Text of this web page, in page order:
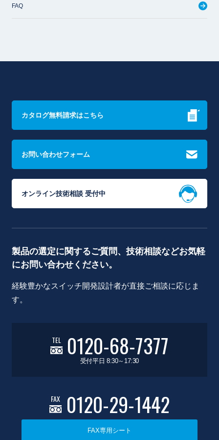
FAQ
カタログ無料請求はこちら
お問い合わせフォーム
オンライン技術相談 受付中
製品の選定に関するご質問、技術相談などお気軽
にお問い合わせください。
経験豊かなスイッチ開発設計者が直接ご相談に応じま
す。
TEL 0120-68-7377
受付平日 8:30～17:30
FAX 0120-29-1442
FAX専用シート